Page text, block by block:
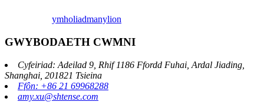
ymholiadmanylion
GWYBODAETH CWMNI
Cyfeiriad: Adeilad 9, Rhif 1186 Ffordd Fuhai, Ardal Jiading,
Shanghai, 201821 Tsieina
Ffôn: +86 21 69968288
amy.xu@shtense.com